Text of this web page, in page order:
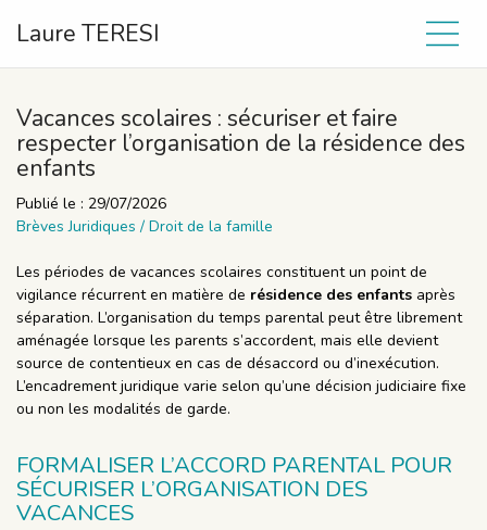
Laure TERESI
Vacances scolaires : sécuriser et faire
respecter l’organisation de la résidence des
enfants
Publié le : 29/07/2026
Brèves Juridiques / Droit de la famille
Les périodes de vacances scolaires constituent un point de
vigilance récurrent en matière de résidence des enfants après
séparation. L’organisation du temps parental peut être librement
aménagée lorsque les parents s’accordent, mais elle devient
source de contentieux en cas de désaccord ou d’inexécution.
L’encadrement juridique varie selon qu’une décision judiciaire fixe
ou non les modalités de garde.
FORMALISER L’ACCORD PARENTAL POUR
SÉCURISER L’ORGANISATION DES
VACANCES